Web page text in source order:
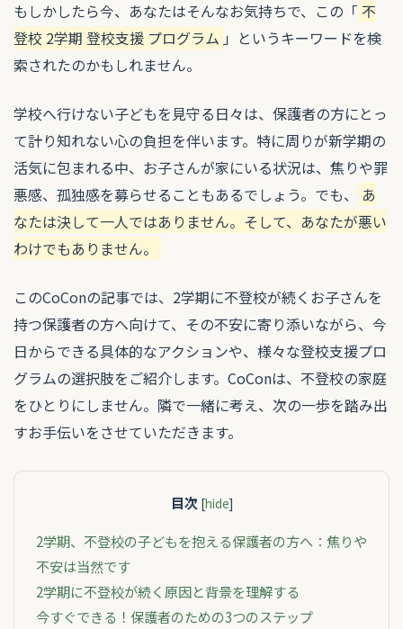
もしかしたら今、あなたはそんなお気持ちで、この「 不
登校 2学期 登校支援 プログラム 」というキーワードを検
索されたのかもしれません。
学校へ行けない子どもを見守る日々は、保護者の方にとっ
て計り知れない心の負担を伴います。特に周りが新学期の
活気に包まれる中、お子さんが家にいる状況は、焦りや罪
悪感、孤独感を募らせることもあるでしょう。でも、
あ
なたは決して一人ではありません。そして、あなたが悪い
わけでもありません。
このCoConの記事では、2学期に不登校が続くお子さんを
持つ保護者の方へ向けて、その不安に寄り添いながら、今
日からできる具体的なアクションや、様々な登校支援プロ
グラムの選択肢をご紹介します。CoConは、不登校の家庭
をひとりにしません。隣で一緒に考え、次の一歩を踏み出
すお手伝いをさせていただきます。
目次 [hide]
2学期、不登校の子どもを抱える保護者の方へ：焦りや
不安は当然です
2学期に不登校が続く原因と背景を理解する
今すぐできる！保護者のための3つのステップ